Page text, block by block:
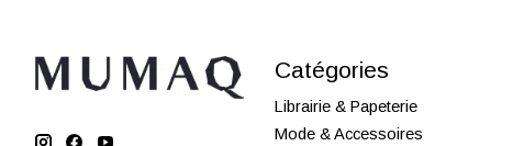
Catégories
Librairie & Papeterie
Mode & Accessoires